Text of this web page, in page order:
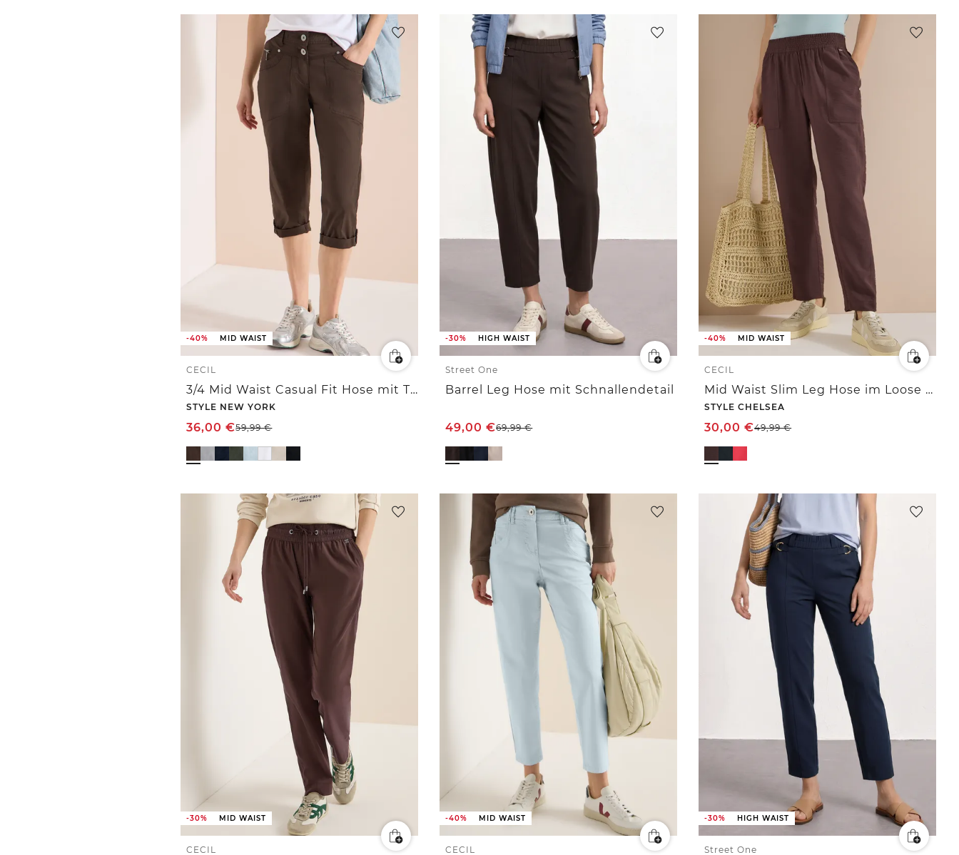
-40% MID WAIST
CECIL
3/4 Mid Waist Casual Fit Hose mit Turn Up
STYLE NEW YORK
36,00€59,99€
-30% HIGH WAIST
Street One
Barrel Leg Hose mit Schnallendetail
49,00€69,99€
-40% MID WAIST
CECIL
Mid Waist Slim Leg Hose im Loose Fit
STYLE CHELSEA
30,00€49,99€
-30% MID WAIST
CECIL
-40% MID WAIST
CECIL
-30% HIGH WAIST
Street One